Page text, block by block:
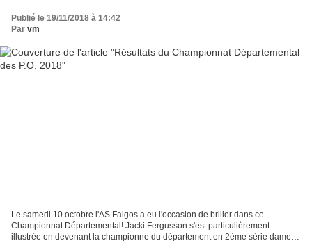
Publié le 19/11/2018 à 14:42
Par vm
Le samedi 10 octobre l'AS Falgos a eu l'occasion de briller dans ce
Championnat Départemental! Jacki Fergusson s'est particulièrement
illustrée en devenant la championne du département en 2ème série dames